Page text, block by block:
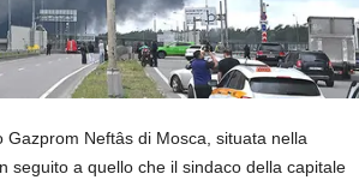
Neftâs di Mosca, situata nella
seguito a quello che il sindaco della capitale